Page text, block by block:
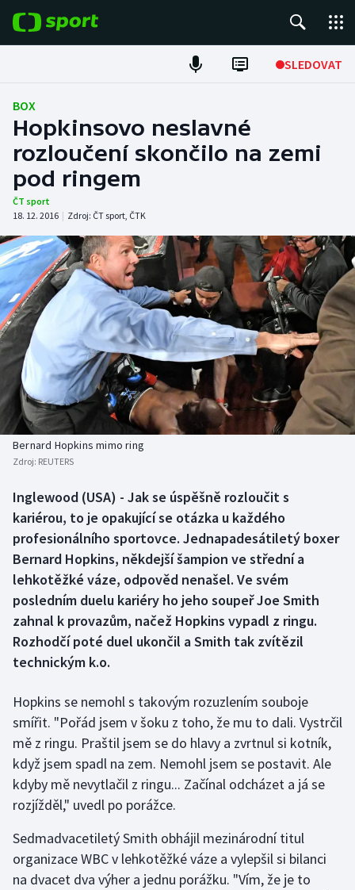
SLEDOVAT
Fotbal
Hokej
Tenis
Atletika
Cyklistika
DALŠÍ SPORTY
Americký fotbal
Baseball a softbal
Basketbal
Biatlon
Box
Curling
Dostihy
Florbal
Futsal
Golf
Gymnastika
Házená
Judo
NEPŘEHLÉDNĚTE
Soutěže
Historické návraty
Aplikace ČT sport
BOX
Hopkinsovo neslavné
rozloučení skončilo na zemi
pod ringem
ČT sport
18. 12. 2016 | Zdroj: ČT sport, ČTK
Bernard Hopkins mimo ring
Zdroj: REUTERS
Inglewood (USA) - Jak se úspěšně rozloučit s
kariérou, to je opakující se otázka u každého
profesionálního sportovce. Jednapadesátiletý boxer
Bernard Hopkins, někdejší šampion ve střední a
lehkotěžké váze, odpověd nenašel. Ve svém
posledním duelu kariéry ho jeho soupeř Joe Smith
zahnal k provazům, načež Hopkins vypadl z ringu.
Rozhodčí poté duel ukončil a Smith tak zvítězil
technickým k.o.
Hopkins se nemohl s takovým rozuzlením souboje
smířit. "Pořád jsem v šoku z toho, že mu to dali. Vystrčil
mě z ringu. Praštil jsem se do hlavy a zvrtnul si kotník,
když jsem spadl na zem. Nemohl jsem se postavit. Ale
kdyby mě nevytlačil z ringu... Začínal odcházet a já se
rozjížděl," uvedl po porážce.
Sedmadvacetiletý Smith obhájil mezinárodní titul
organizace WBC v lehkotěžké váze a vylepšil si bilanci
na dvacet dva výher a jednu porážku. "Vím, že je to